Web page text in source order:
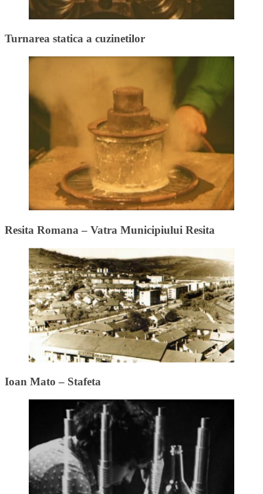
Turnarea statica a cuzinetilor
Resita Romana – Vatra Municipiului Resita
Ioan Mato – Stafeta